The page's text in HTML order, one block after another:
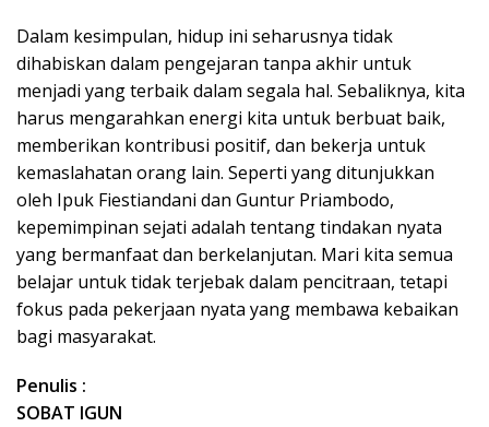
Dalam kesimpulan, hidup ini seharusnya tidak
dihabiskan dalam pengejaran tanpa akhir untuk
menjadi yang terbaik dalam segala hal. Sebaliknya, kita
harus mengarahkan energi kita untuk berbuat baik,
memberikan kontribusi positif, dan bekerja untuk
kemaslahatan orang lain. Seperti yang ditunjukkan
oleh Ipuk Fiestiandani dan Guntur Priambodo,
kepemimpinan sejati adalah tentang tindakan nyata
yang bermanfaat dan berkelanjutan. Mari kita semua
belajar untuk tidak terjebak dalam pencitraan, tetapi
fokus pada pekerjaan nyata yang membawa kebaikan
bagi masyarakat.
Penulis :
SOBAT IGUN